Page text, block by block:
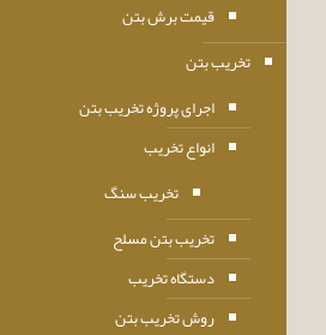
قیمت برش بتن
تخریب بتن
اجرای پروژه تخریب بتن
انواع تخریب
تخریب سنگ
تخریب بتن مسلح
دستگاه تخریب
روش تخریب بتن